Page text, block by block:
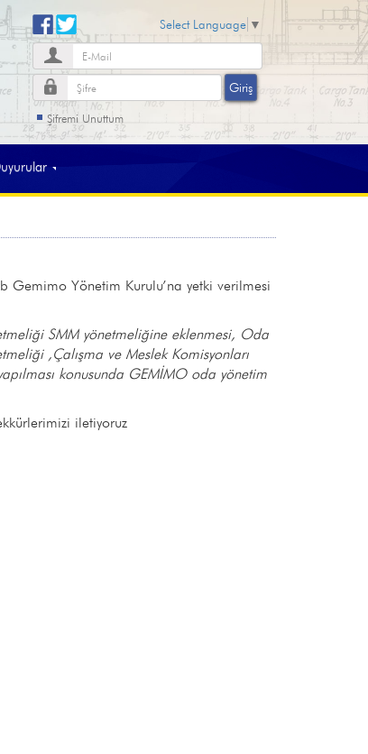
Select Language ▼
Şifremi Unuttum
Gemimo Yönetim Kurulu’na yetki verilmesi
SMM yönetmeliğine eklenmesi, Oda
,Çalışma ve Meslek Komisyonları
konusunda GEMİMO oda yönetim
iletiyoruz